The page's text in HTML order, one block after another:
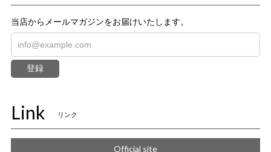
当店からメールマガジンをお届けいたします。
登録
Link リンク
Official site